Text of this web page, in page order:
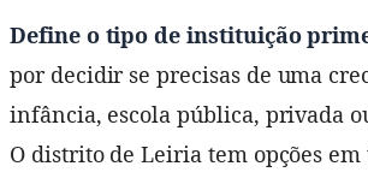
Define o tipo de instituição
por decidir se precisas de uma
infância, escola pública, privada
O distrito de Leiria tem opções em